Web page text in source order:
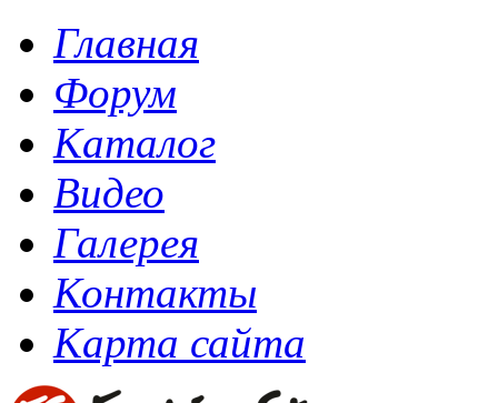
Главная
Форум
Каталог
Видео
Галерея
Контакты
Карта сайта